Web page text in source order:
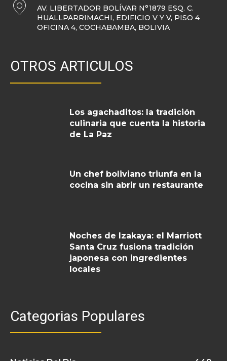
AV. LIBERTADOR BOLÍVAR N°1879 ESQ. C.
HUALLPARRIMACHI, EDIFICIO V Y V, PISO 4
OFICINA 4, COCHABAMBA, BOLIVIA
OTROS ARTICULOS
Los agachaditos: la tradición
culinaria que cuenta la historia
de La Paz
Un chef boliviano triunfa en la
cocina sin abrir un restaurante
Noches de Izakaya: el Marriott
Santa Cruz fusiona tradición
japonesa con ingredientes
locales
Categorias Populares